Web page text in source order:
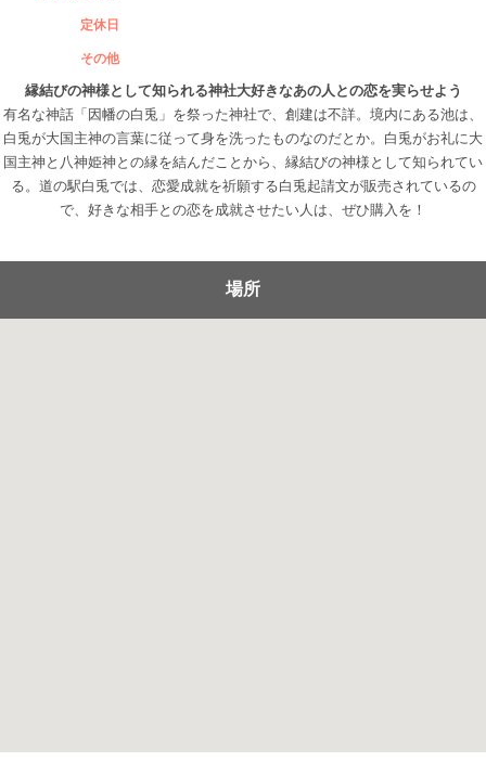
定休日
その他
縁結びの神様として知られる神社大好きなあの人との恋を実らせよう
有名な神話「因幡の白兎」を祭った神社で、創建は不詳。境内にある池は、
白兎が大国主神の言葉に従って身を洗ったものなのだとか。白兎がお礼に大
国主神と八神姫神との縁を結んだことから、縁結びの神様として知られてい
る。道の駅白兎では、恋愛成就を祈願する白兎起請文が販売されているの
で、好きな相手との恋を成就させたい人は、ぜひ購入を！
場所